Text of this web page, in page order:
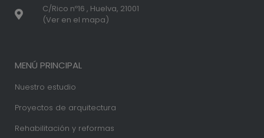
C/Rico nº16 , Huelva, 21001
(Ver en el mapa)
MENÚ PRINCIPAL
Nuestro estudio
Proyectos de arquitectura
Rehabilitación y reformas